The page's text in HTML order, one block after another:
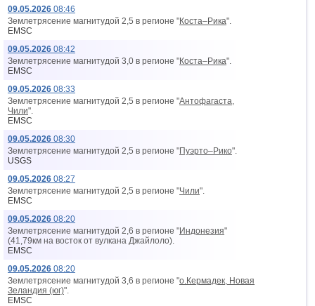
09.05.2026 08:46
Землетрясение магнитудой 2,5 в регионе "Коста–Рика".
EMSC
09.05.2026 08:42
Землетрясение магнитудой 3,0 в регионе "Коста–Рика".
EMSC
09.05.2026 08:33
Землетрясение магнитудой 2,5 в регионе "Антофагаста,
Чили".
EMSC
09.05.2026 08:30
Землетрясение магнитудой 2,5 в регионе "Пуэрто–Рико".
USGS
09.05.2026 08:27
Землетрясение магнитудой 2,5 в регионе "Чили".
EMSC
09.05.2026 08:20
Землетрясение магнитудой 2,6 в регионе "Индонезия"
(41,79км на восток от вyлкана Джайлоло).
EMSC
09.05.2026 08:20
Землетрясение магнитудой 3,6 в регионе "о.Кермадек, Новая
Зеландия (юг)".
EMSC